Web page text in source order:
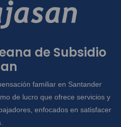
de Subsidio
familiar en Santander
de lucro que ofrece servicios y
enfocados en satisfacer